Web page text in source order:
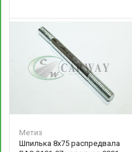
Метиз
Шпилька 8х75 распредвала